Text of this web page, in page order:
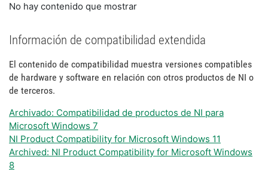
No hay contenido que mostrar
Información de compatibilidad extendida
El contenido de compatibilidad muestra versiones compatibles
de hardware y software en relación con otros productos de NI o
de terceros.
Archivado: Compatibilidad de productos de NI para
Microsoft Windows 7
NI Product Compatibility for Microsoft Windows 11
Archived: NI Product Compatibility for Microsoft Windows
8